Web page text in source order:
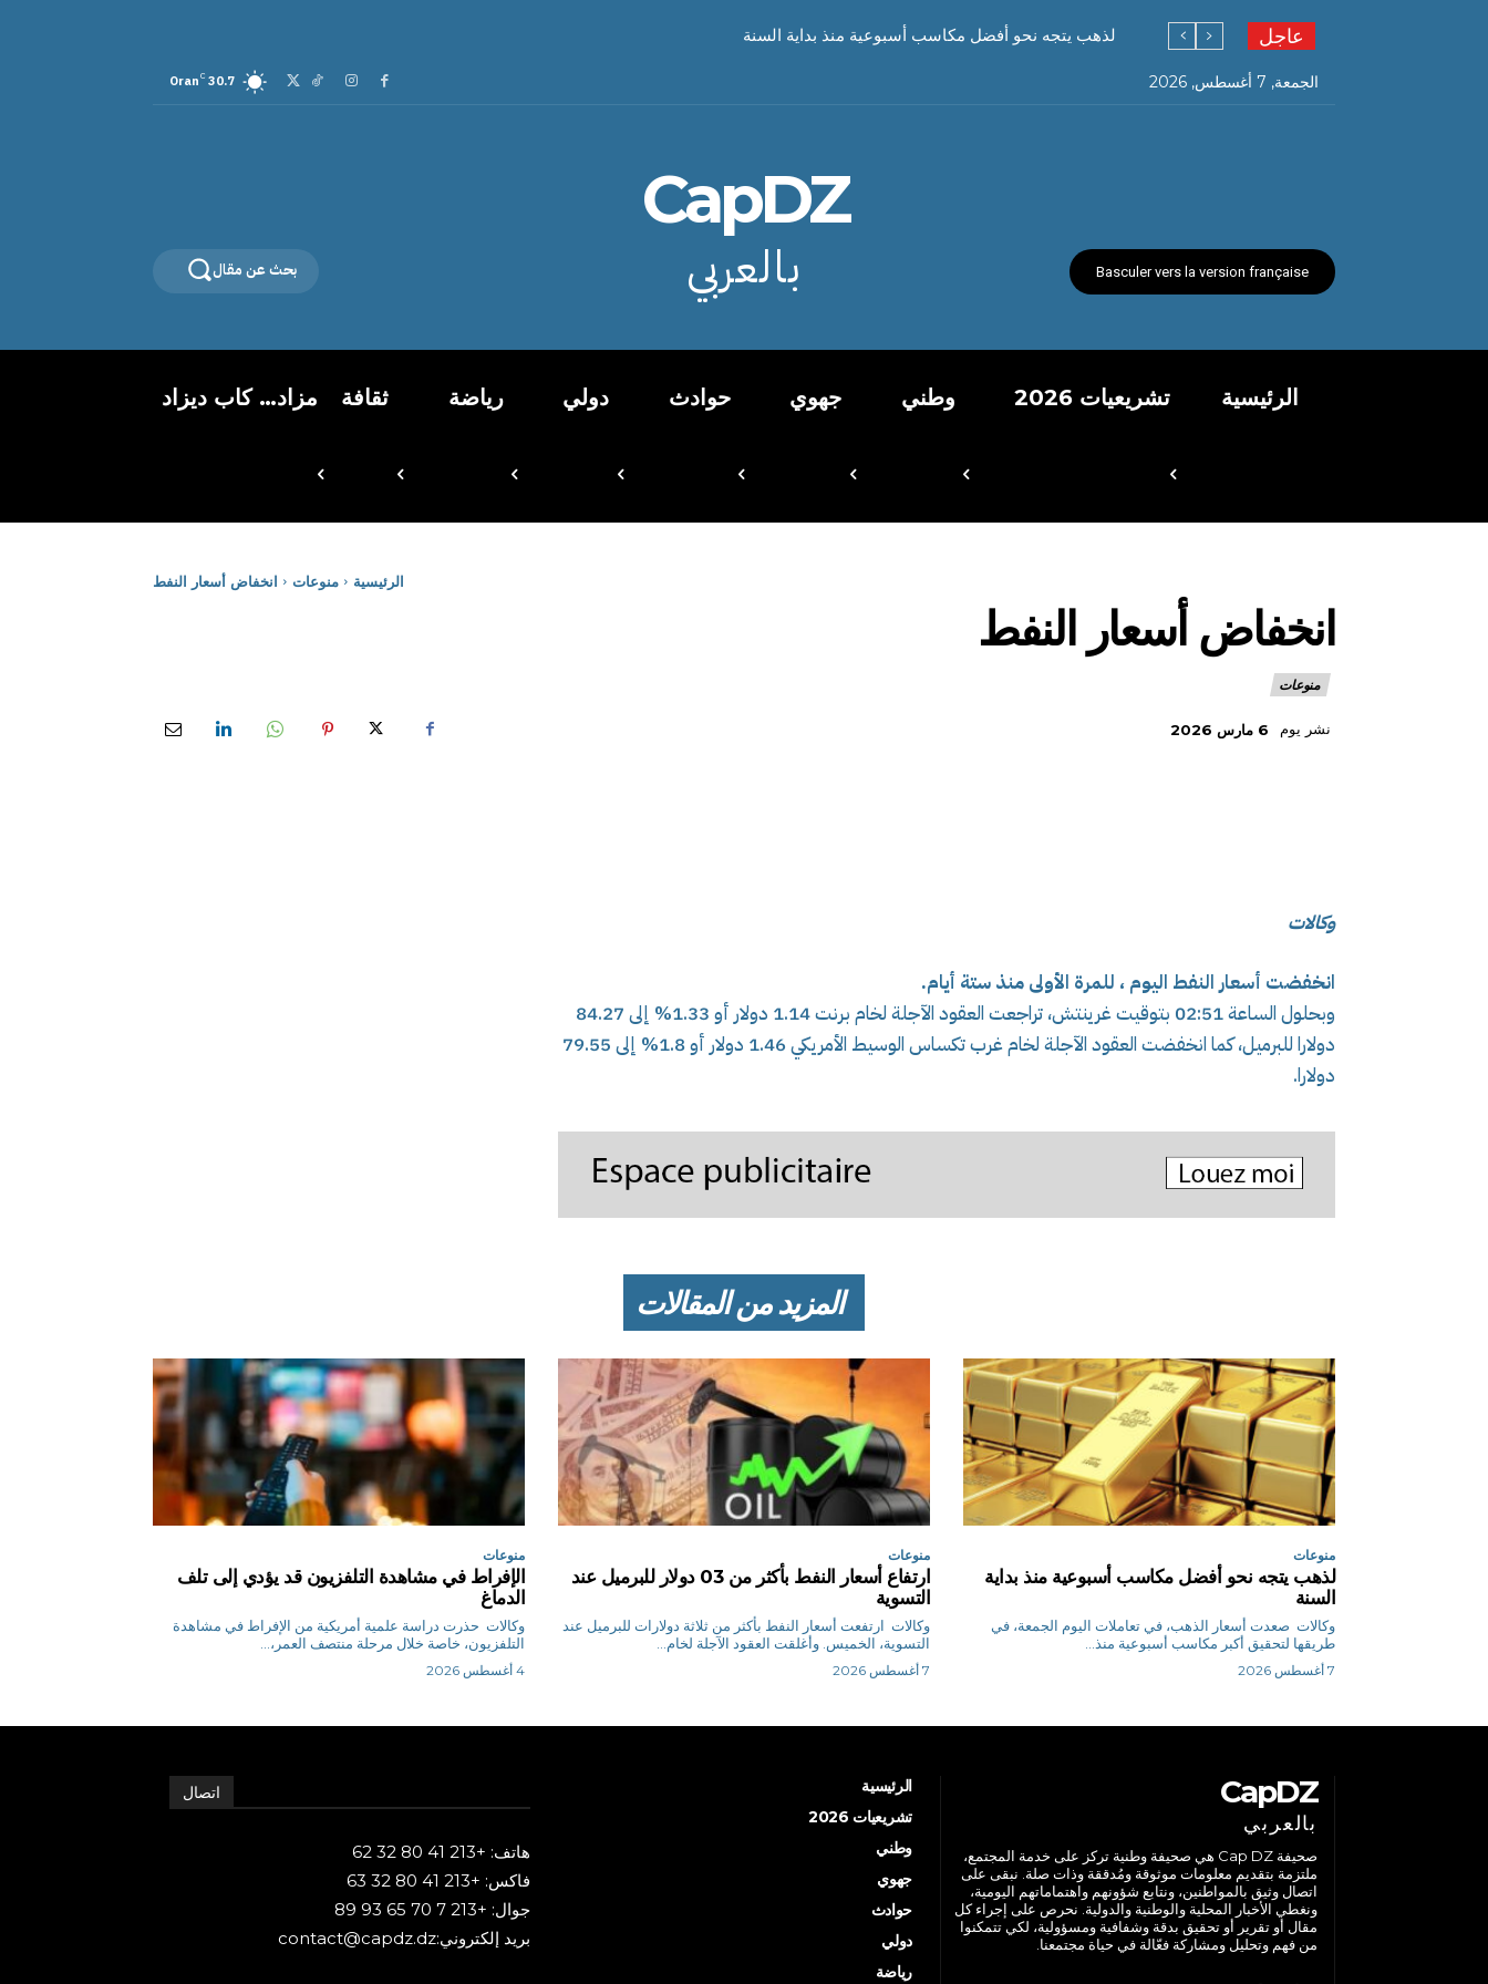
عاجل لذهب يتجه نحو أفضل مكاسب أسبوعية منذ بداية السنة
الجمعة, 7 أغسطس, 2026 30.7
C
Oran
Basculer vers la version française
CapDZ
بالعربي بحث عن مقال
الرئيسية تشريعيات 2026 وطني جهوي حوادث دولي رياضة ثقافة مزاد… كاب ديزاد
الرئيسية منوعات انخفاض أسعار النفط
انخفاض أسعار النفط
منوعات
نشر يوم 6 مارس 2026
وكالات
انخفضت أسعار النفط اليوم ، للمرة الأولى منذ ستة أيام.
وبحلول الساعة 02:51 بتوقيت غرينتش، تراجعت العقود الآجلة لخام برنت 1.14 دولار أو 1.33% إلى 84.27
دولارا للبرميل، كما انخفضت العقود ‌الآجلة لخام غرب تكساس الوسيط الأمريكي 1.46 دولار أو 1.8% إلى 79.55
دولارا.
المزيد من المقالات
منوعات
لذهب يتجه نحو أفضل مكاسب أسبوعية منذ بداية
السنة
وكالات صعدت أسعار الذهب، في تعاملات اليوم الجمعة، في
طريقها لتحقيق أكبر مكاسب أسبوعية منذ...
7 أغسطس 2026
منوعات
ارتفاع أسعار النفط بأكثر من 03 دولار للبرميل عند
التسوية
وكالات ارتفعت أسعار النفط بأكثر من ثلاثة دولارات للبرميل عند
‌التسوية، الخميس. وأغلقت العقود الآجلة لخام...
7 أغسطس 2026
منوعات
الإفراط في مشاهدة التلفزيون قد يؤدي إلى تلف
الدماغ
وكالات حذرت دراسة علمية أمريكية من الإفراط في مشاهدة
التلفزيون، خاصة خلال مرحلة منتصف العمر،...
4 أغسطس 2026
CapDZ
بالعربي
صحيفة Cap DZ هي صحيفة وطنية تركز على خدمة المجتمع،
ملتزمة بتقديم معلومات موثوقة ومُدققة وذات صلة. نبقى على
اتصال وثيق بالمواطنين، ونتابع شؤونهم واهتماماتهم اليومية،
ونغطي الأخبار المحلية والوطنية والدولية. نحرص على إجراء كل
مقال أو تقرير أو تحقيق بدقة وشفافية ومسؤولية، لكي تتمكنوا
من فهم وتحليل ومشاركة فعّالة في حياة مجتمعنا.
الرئيسية
تشريعيات 2026
وطني
جهوي
حوادث
دولي
رياضة
اتصال
هاتف: +213 41 80 32 62
فاكس: +213 41 80 32 63
جوال: +213 7 70 65 93 89
بريد إلكتروني:contact@capdz.dz